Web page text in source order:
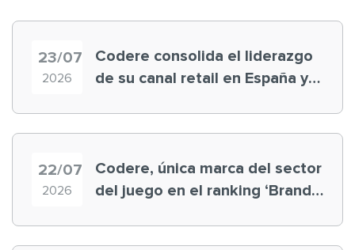
23/07
2026
Codere consolida el liderazgo
de su canal retail en España y
22/07
2026
Codere, única marca del sector
del juego en el ranking ‘Brand